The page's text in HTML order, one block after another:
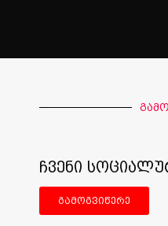
ჩვენი
გამოგვიწერე